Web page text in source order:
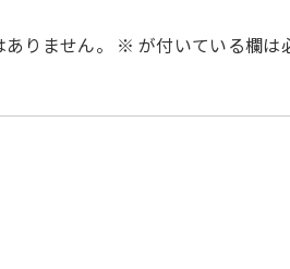
りません。 ※ が付いている欄は